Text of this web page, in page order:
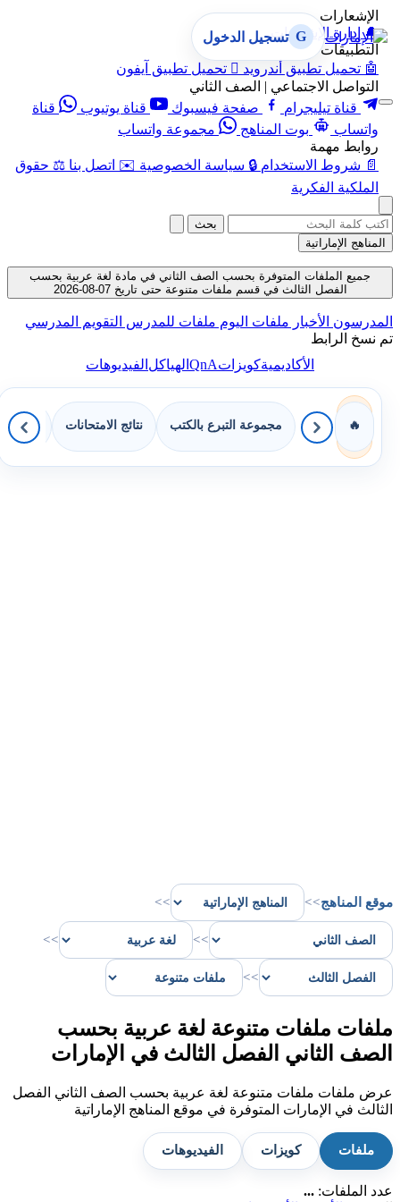
الإشعارات
🔔 إدارة الإشعارات
التطبيقات
🤖 تحميل تطبيق أندرويد  تحميل تطبيق آيفون
التواصل الاجتماعي | الصف الثاني
قناة تيليجرام
صفحة فيسبوك قناة يوتيوب
قناة
واتساب
بوت المناهج
مجموعة واتساب
روابط مهمة
📄 شروط الاستخدام 🔒 سياسة الخصوصية ✉️ اتصل بنا ⚖️ حقوق
الملكية الفكرية
G تسجيل الدخول
بحث
المناهج الإماراتية
جميع الملفات المتوفرة بحسب الصف الثاني في مادة لغة عربية بحسب
الفصل الثالث في قسم ملفات متنوعة حتى تاريخ 07-08-2026
المدرسون الأخبار ملفات اليوم ملفات للمدرس التقويم المدرسي
تم نسخ الرابط
الأكاديميةكويزاتQnAالهياكلالفيديوهات
🔥 مجموعة التبرع بالكتب نتائج الامتحانات
موقع المناهج>>
>>
>>
>>
>>
ملفات ملفات متنوعة لغة عربية بحسب
الصف الثاني الفصل الثالث في الإمارات
عرض ملفات ملفات متنوعة لغة عربية بحسب الصف الثاني الفصل
الثالث في الإمارات المتوفرة في موقع المناهج الإماراتية
ملفات كويزات الفيديوهات
عدد الملفات: ...